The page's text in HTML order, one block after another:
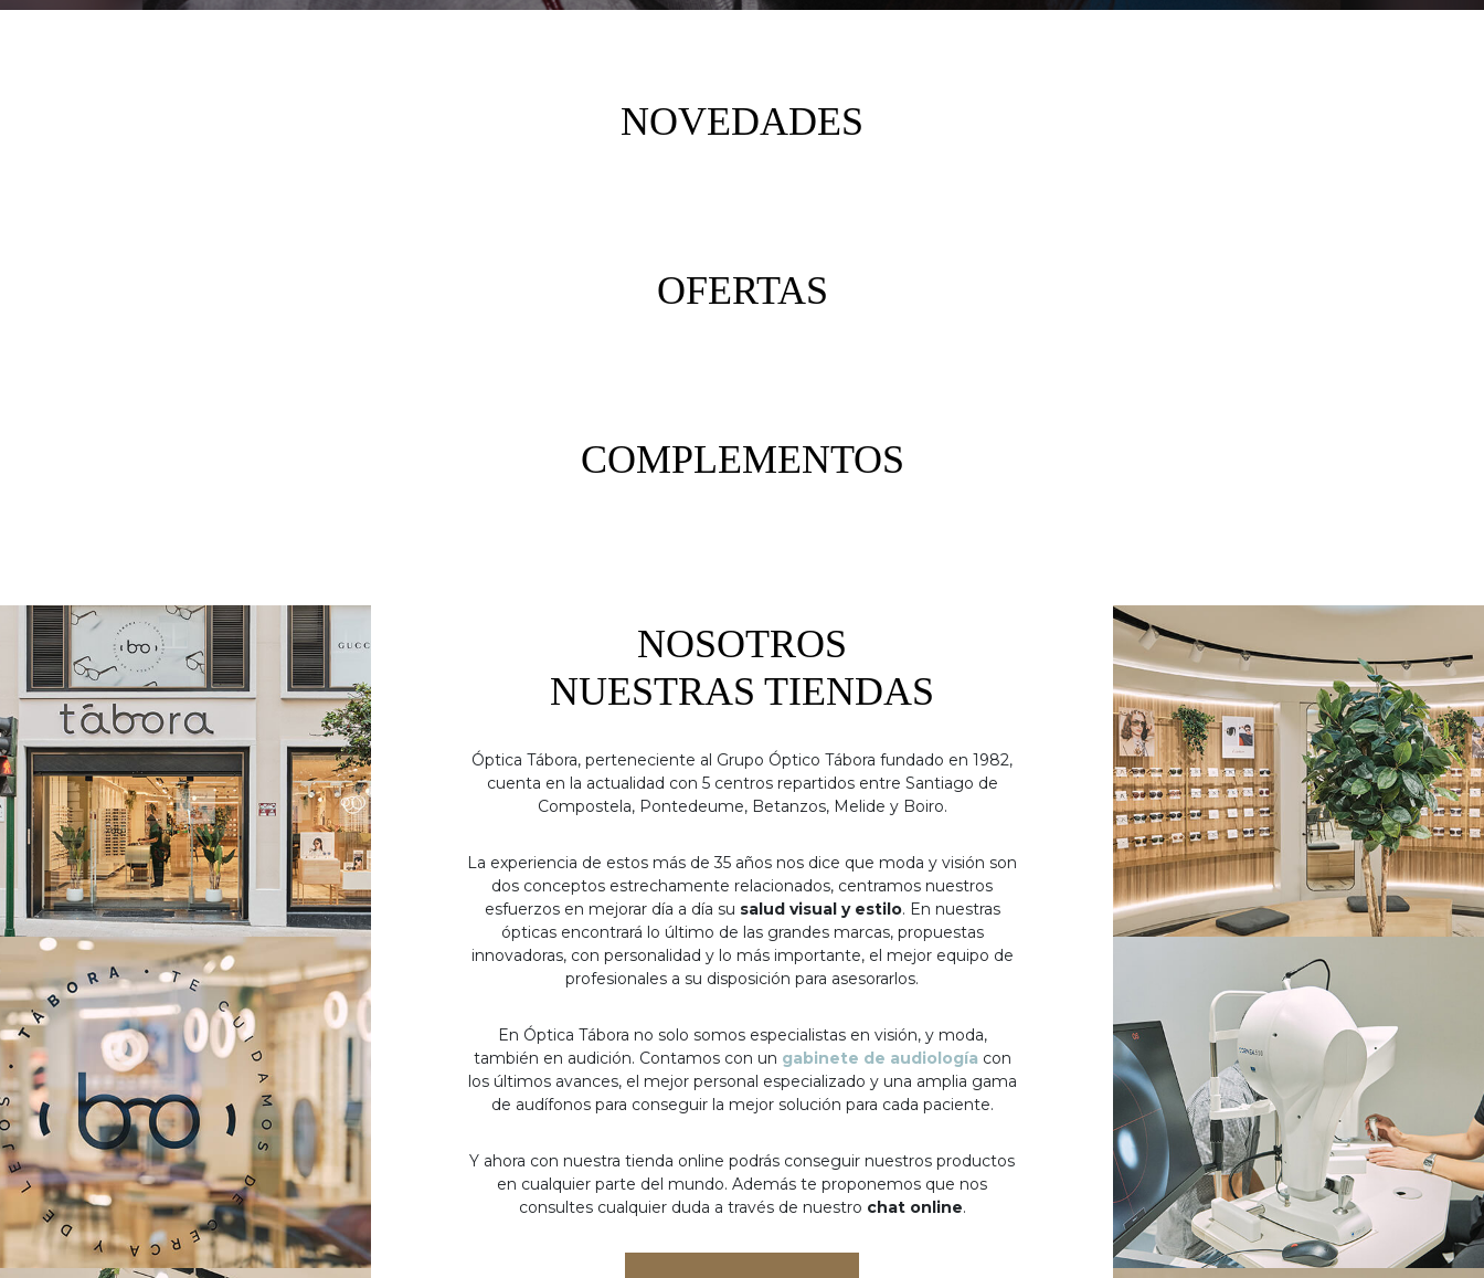
NOVEDADES
OFERTAS
COMPLEMENTOS
NOSOTROS
NUESTRAS TIENDAS
Óptica Tábora, perteneciente al Grupo Óptico Tábora fundado en 1982,
cuenta en la actualidad con 5 centros repartidos entre Santiago de
Compostela, Pontedeume, Betanzos, Melide y Boiro.
La experiencia de estos más de 35 años nos dice que moda y visión son
dos conceptos estrechamente relacionados, centramos nuestros
esfuerzos en mejorar día a día su salud visual y estilo. En nuestras
ópticas encontrará lo último de las grandes marcas, propuestas
innovadoras, con personalidad y lo más importante, el mejor equipo de
profesionales a su disposición para asesorarlos.
En Óptica Tábora no solo somos especialistas en visión, y moda,
también en audición. Contamos con un gabinete de audiología con
los últimos avances, el mejor personal especializado y una amplia gama
de audífonos para conseguir la mejor solución para cada paciente.
Y ahora con nuestra tienda online podrás conseguir nuestros productos
en cualquier parte del mundo. Además te proponemos que nos
consultes cualquier duda a través de nuestro chat online.